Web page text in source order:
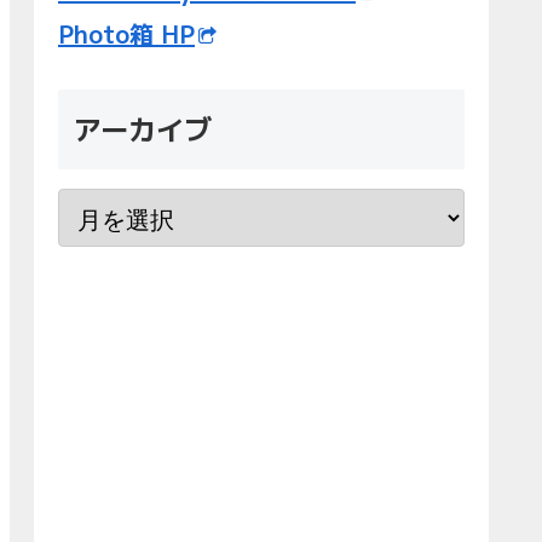
Photo箱 HP
アーカイブ